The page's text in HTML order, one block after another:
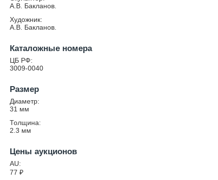
А.В. Бакланов.
Художник:
А.В. Бакланов.
Каталожные номера
ЦБ РФ:
3009-0040
Размер
Диаметр:
31 мм
Толщина:
2.3 мм
Цены аукционов
AU:
77 ₽